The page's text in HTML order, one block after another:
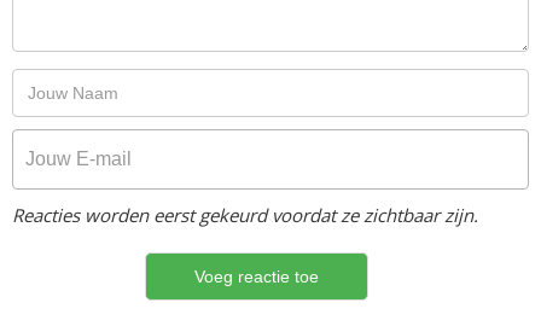
Reacties worden eerst gekeurd voordat ze zichtbaar zijn.